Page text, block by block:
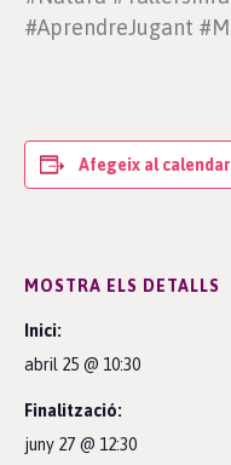
#AprendreJugant
Afegeix al
MOSTRA ELS DETALLS
Inici:
abril 25 @ 10:30
Finalització:
juny 27 @ 12:30